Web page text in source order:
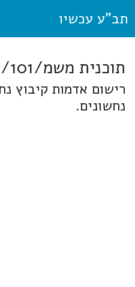
תב"ע עכשיו
תוכנית משמ/101/שד דרום השרון
רישום אדמות קיבוץ
נחשונים.